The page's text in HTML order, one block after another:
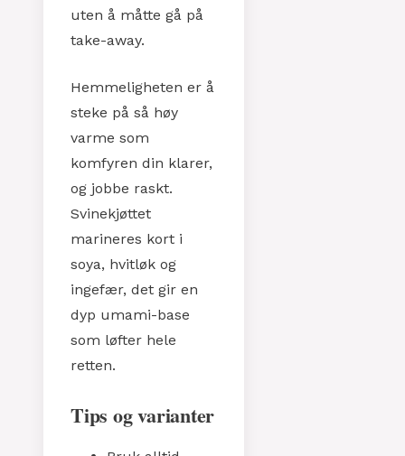
uten å måtte gå på
take-away.
Hemmeligheten er å
steke på så høy
varme som
komfyren din klarer,
og jobbe raskt.
Svinekjøttet
marineres kort i
soya, hvitløk og
ingefær, det gir en
dyp umami-base
som løfter hele
retten.
Tips og varianter